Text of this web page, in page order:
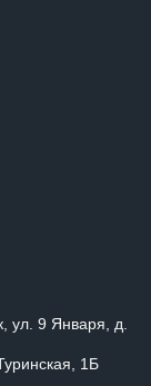
ул. 9 Января, д.
1Б